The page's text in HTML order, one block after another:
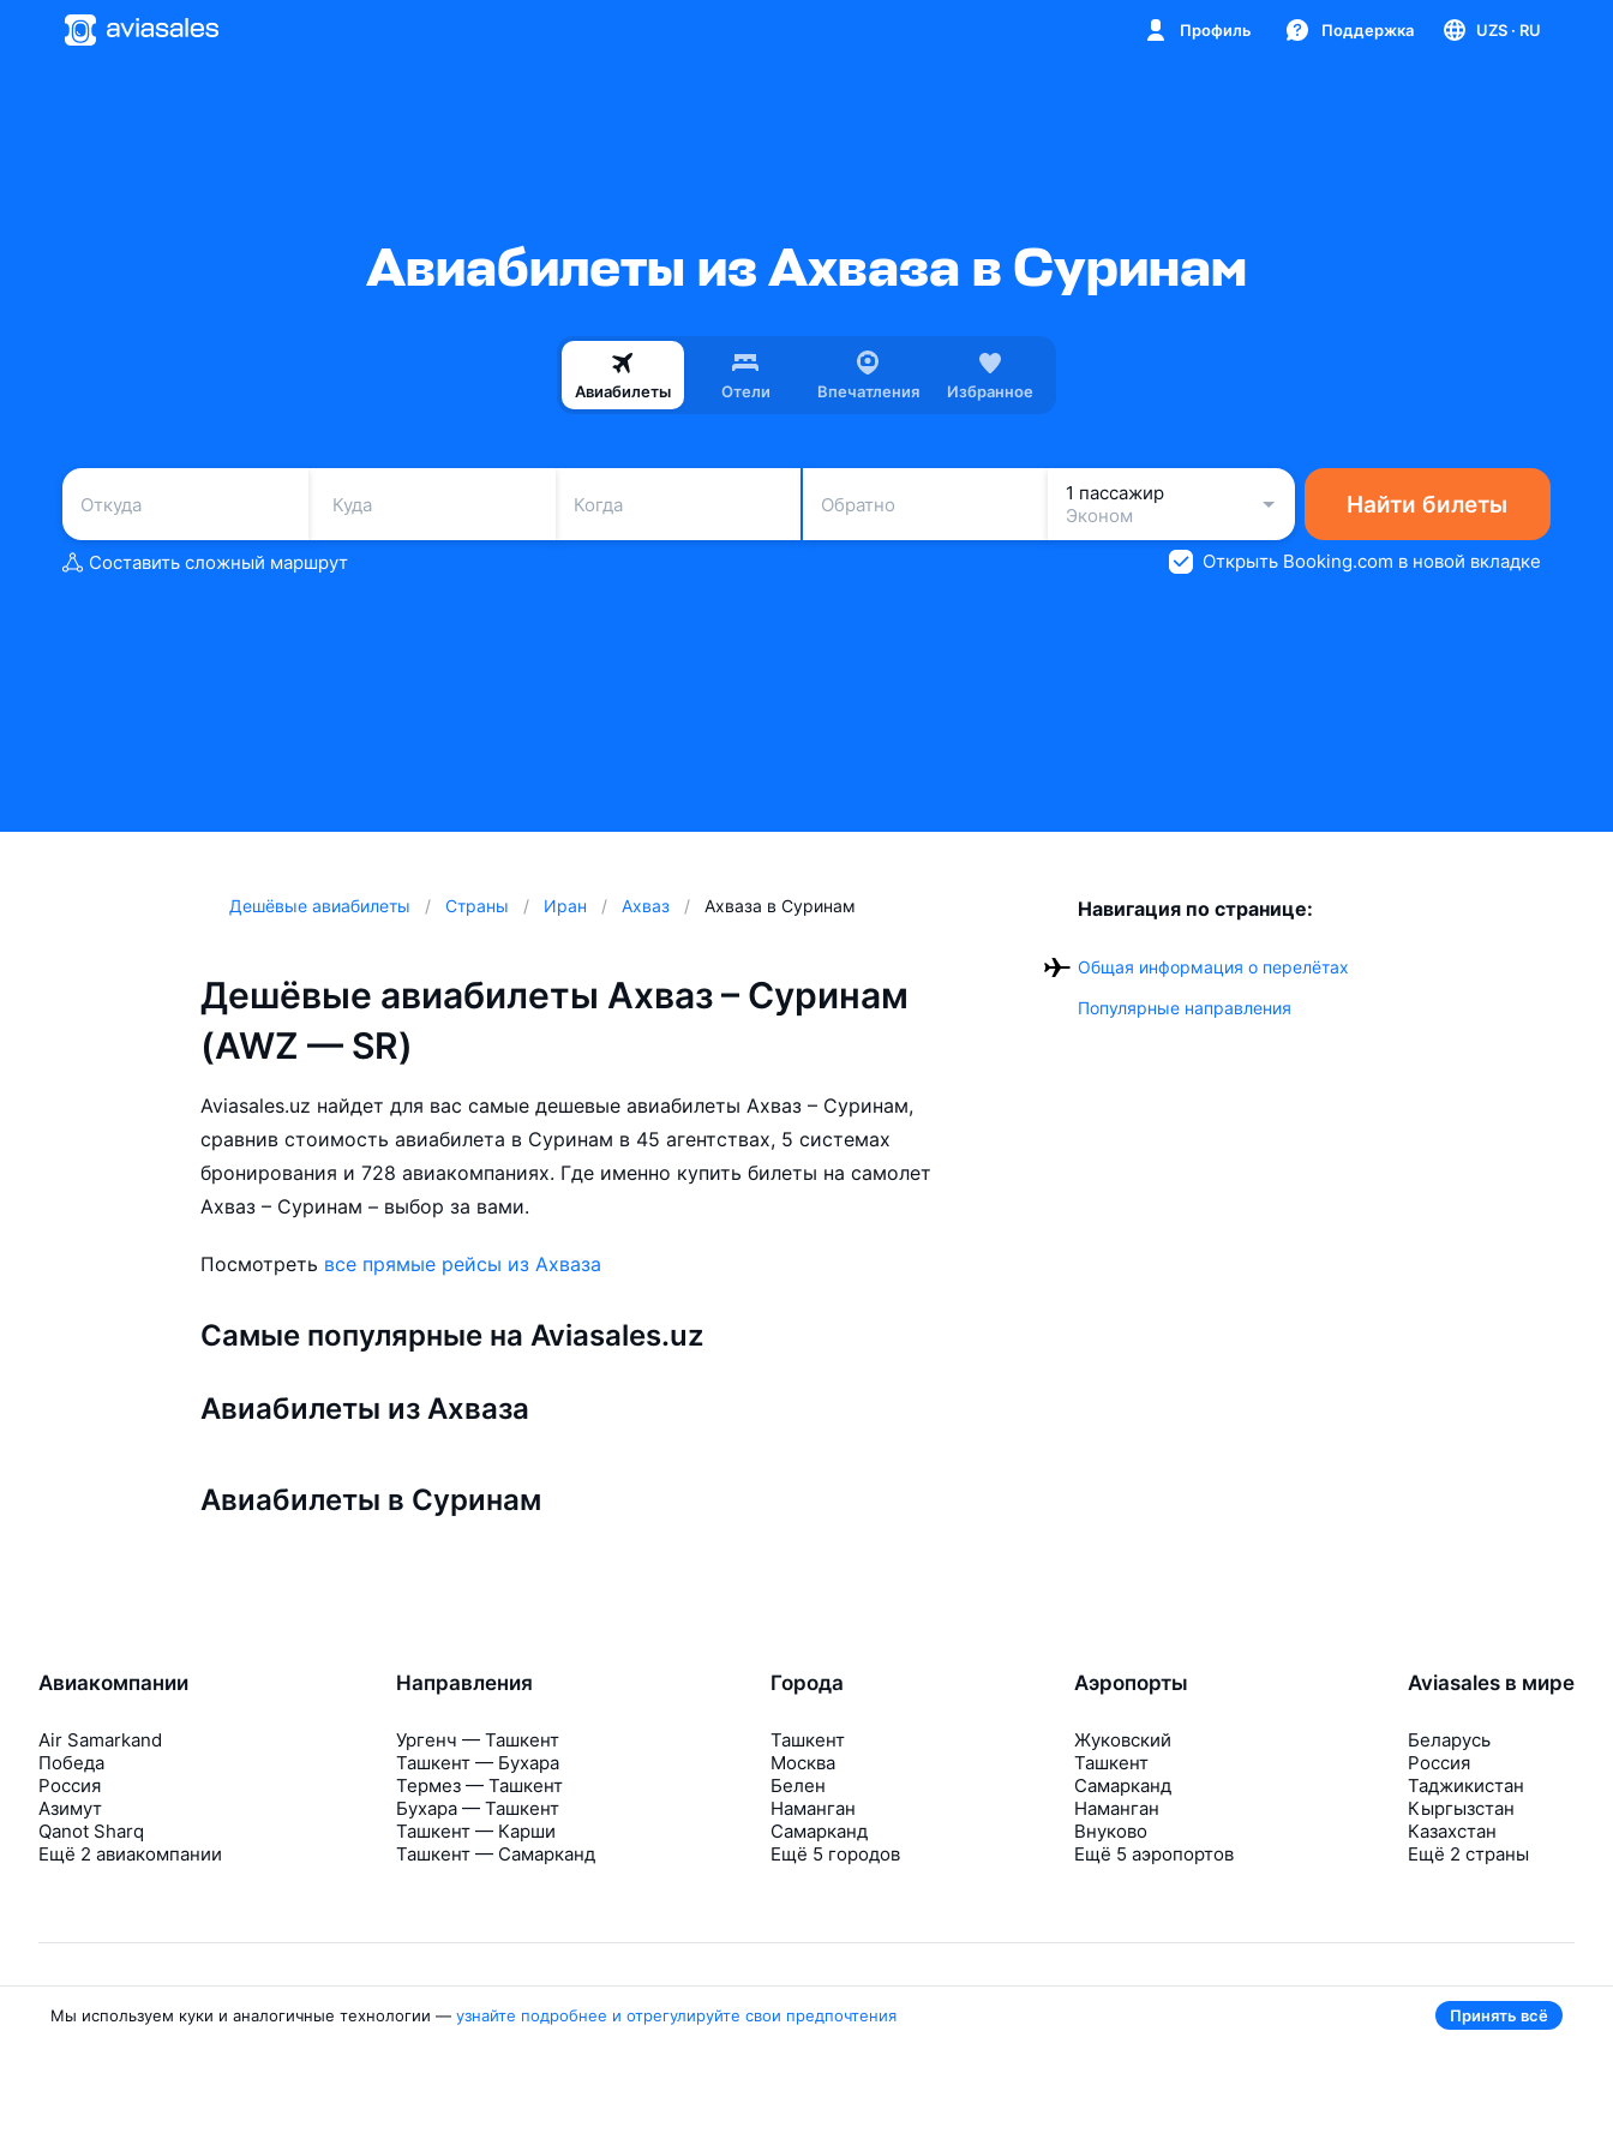
Профиль Поддержка UZS · RU
Авиабилеты из Ахваза в Суринам
Авиабилеты Отели Впечатления Избранное
Когда Обратно
1 пассажир
Эконом
Найти билеты
Составить сложный маршрут Открыть Booking.com в новой вкладке
Дешёвые авиабилеты Страны Иран Ахваз Ахваза в Суринам
Дешёвые авиабилеты Ахваз – Суринам
(AWZ — SR)
Aviasales.uz найдет для вас самые дешевые авиабилеты Ахваз – Суринам,
сравнив стоимость авиабилета в Суринам в 45 агентствах, 5 системах
бронирования и 728 авиакомпаниях. Где именно купить билеты на самолет
Ахваз – Суринам – выбор за вами.
Посмотреть все прямые рейсы из Ахваза
Самые популярные на Aviasales.uz
Авиабилеты из Ахваза
Авиабилеты в Суринам
Навигация по странице:
Общая информация о перелётах
Популярные направления
Авиакомпании
Air Samarkand
Победа
Россия
Азимут
Qanot Sharq
Ещё 2 авиакомпании
Направления
Ургенч — Ташкент
Ташкент — Бухара
Термез — Ташкент
Бухара — Ташкент
Ташкент — Карши
Ташкент — Самарканд
Города
Ташкент
Москва
Белен
Наманган
Самарканд
Ещё 5 городов
Аэропорты
Жуковский
Ташкент
Самарканд
Наманган
Внуково
Ещё 5 аэропортов
Aviasales в мире
Беларусь
Россия
Таджикистан
Кыргызстан
Казахстан
Ещё 2 страны
Об Авиасейлс
Мы используем куки и аналогичные технологии — узнайте подробнее и отрегулируйте свои предпочтения Принять всё